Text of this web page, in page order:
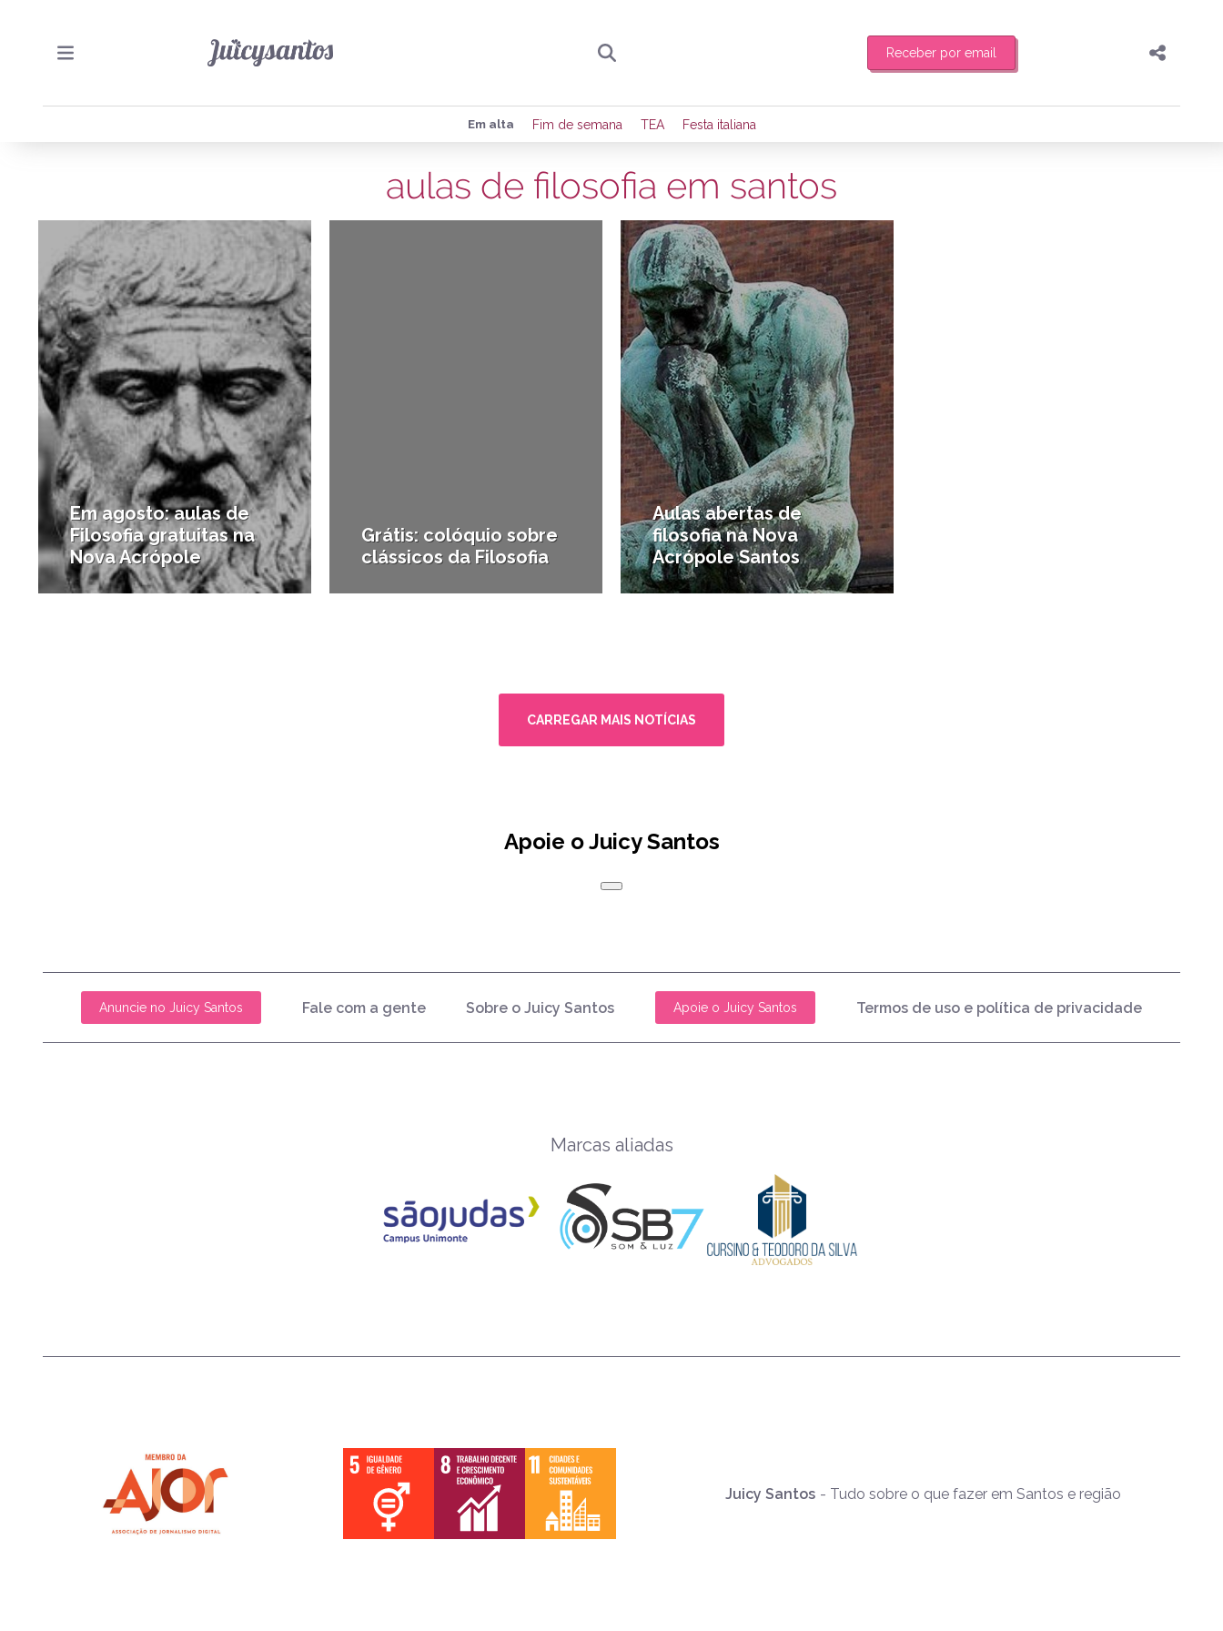
Receber por email
Preencha seus dados para receber toda sexta-feira de manhã o resumo
de eventos e notícias da região.
Quero receber novidades
Compartilhar
Em alta Fim de semana TEA Festa italiana
aulas de filosofia em santos
Em agosto: aulas de
Filosofia gratuitas na
Nova Acrópole
Grátis: colóquio sobre
clássicos da Filosofia
Aulas abertas de
filosofia na Nova
Acrópole Santos
CARREGAR MAIS NOTÍCIAS
Apoie o Juicy Santos
Anuncie no Juicy Santos Fale com a gente Sobre o Juicy Santos Apoie o Juicy Santos Termos de uso e política de privacidade
Marcas aliadas
Juicy Santos - Tudo sobre o que fazer em Santos e região